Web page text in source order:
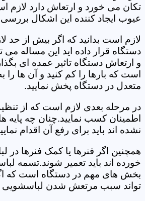
تکان می خورد و ارتعاش دارد لازم
عیوب ایجاد کننده این اشکال
لازم است بدانید که اگر بیش از حد
دستگاه قرار داده اید این مساله
و ارتعاش دستگاه تاثیر عمده ای
است که بارها را کم کنید و آن ها
متعدل در دستگاه پخش نمایید.
در مرحله بعدی لازم است که از
اطمینان کسب نمایید.چنان چه پایه
نشده اند باید برای رفع آن اقدام
همچنین اگر فنرها یا کمک فنرها در
خورده اند باید تعمیر شوند.تسمه
بخش های مهم در دستگاه است که
تواند سبب مرتعش شدن